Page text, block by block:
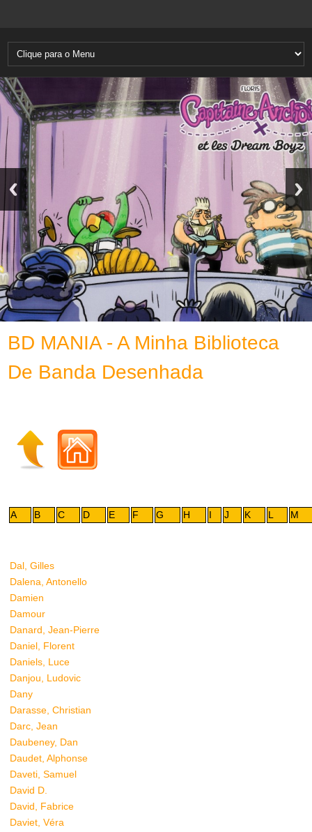
BD MANIA - A Minha Biblioteca
De Banda Desenhada
A B C D E F G H I J K L M
Dal, Gilles
Dalena, Antonello
Damien
Damour
Danard, Jean-Pierre
Daniel, Florent
Daniels, Luce
Danjou, Ludovic
Dany
Darasse, Christian
Darc, Jean
Daubeney, Dan
Daudet, Alphonse
Daveti, Samuel
David D.
David, Fabrice
Daviet, Véra